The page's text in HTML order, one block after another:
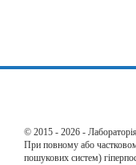
© 2015 - 2026 -
При повному або
пошукових систем)